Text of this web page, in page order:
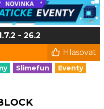
- 26.2
Hlasovat
Slimefun Eventy